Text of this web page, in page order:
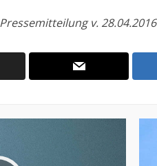
v. 28.04.2016